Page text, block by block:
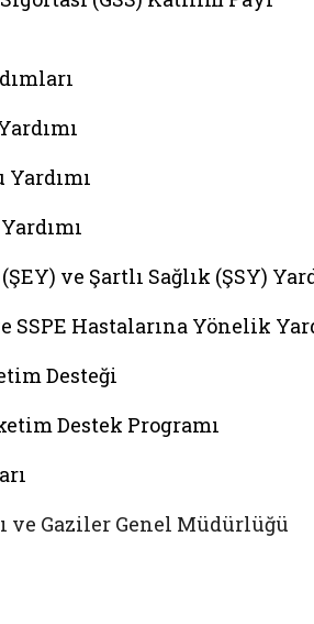
Yardımı
ve Şartlı Sağlık (ŞSY)
SSPE Hastalarına Yönelik
Desteği
Destek Programı
ve Gaziler Genel Müdürlüğü